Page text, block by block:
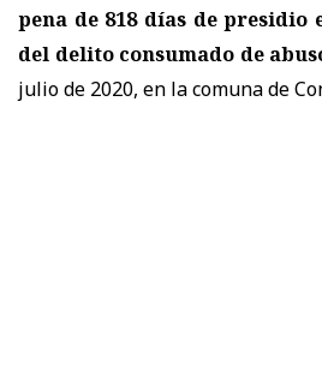
pena de 818 días de
del delito consumado de
julio de 2020, en la comuna de